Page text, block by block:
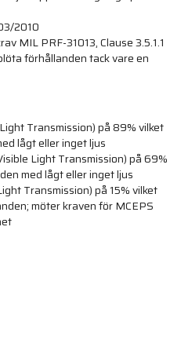
2010
MIL PRF-31013, Clause 3.5.1.1
förhållanden tack vare en
Transmission) på 89% vilket
lågt eller inget ljus
Light Transmission) på 69%
med lågt eller inget ljus
Transmission) på 15% vilket
möter kraven för MCEPS